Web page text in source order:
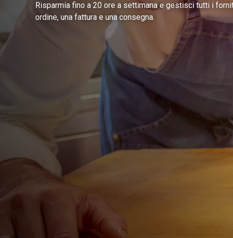
Risparmia fino a 20 ore a settimana e gestisci tutti i
ordine, una fattura e una consegna.